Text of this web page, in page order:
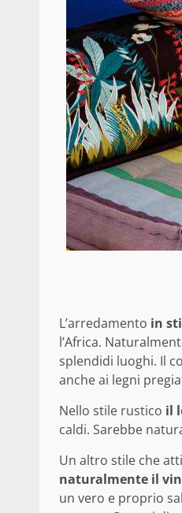
L’arredamento in
l’Africa.
splendidi luoghi. Il
anche ai legni
Nello stile rustico il
caldi. Sarebbe
Un altro stile che
naturalmente il
un vero e proprio